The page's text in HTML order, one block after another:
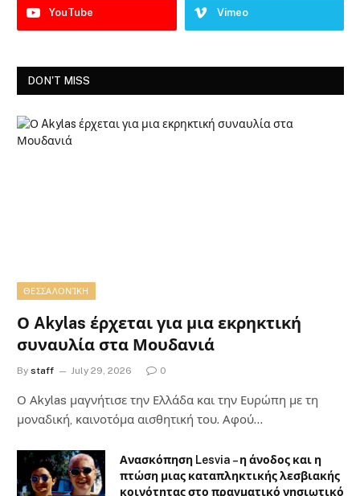
YouTube Vimeo
DON'T MISS
ΘΕΣΣΑΛΟΝΊΚΗ
Ο Akylas έρχεται για μια εκρηκτική
συναυλία στα Μουδανιά
By staff July 29, 2026 0
Ο Αkylas μαγνήτισε την Ελλάδα και την Ευρώπη με τη
μοναδική, καινοτόμα αισθητική του. Αφού…
Ανασκόπηση Lesvia – η άνοδος και η
πτώση μιας καταπληκτικής λεσβιακής
κοινότητας στο πραγματικό νησιωτικό